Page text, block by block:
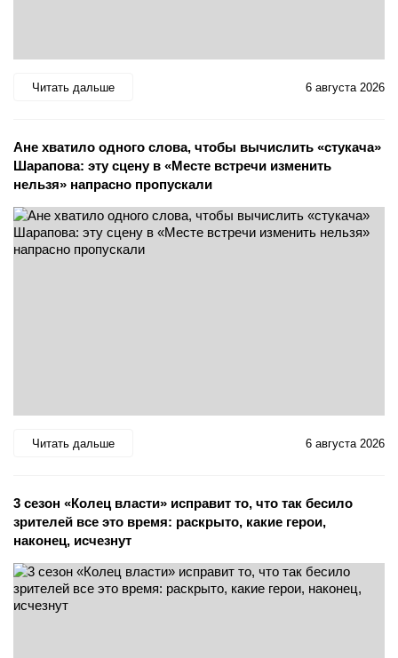
Читать дальше 6 августа 2026
Ане хватило одного слова, чтобы вычислить «стукача»
Шарапова: эту сцену в «Месте встречи изменить
нельзя» напрасно пропускали
Читать дальше 6 августа 2026
3 сезон «Колец власти» исправит то, что так бесило
зрителей все это время: раскрыто, какие герои,
наконец, исчезнут